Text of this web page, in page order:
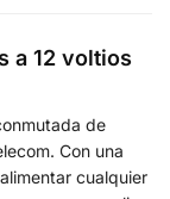
a 12 voltios
de
Con una
cualquier